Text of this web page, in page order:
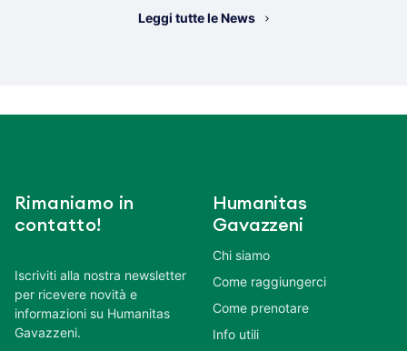
Leggi tutte le News
Rimaniamo in
contatto!
Iscriviti alla nostra newsletter
per ricevere novità e
informazioni su Humanitas
Gavazzeni.
Humanitas
Gavazzeni
Chi siamo
Come raggiungerci
Come prenotare
Info utili